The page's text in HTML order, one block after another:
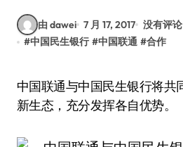
由 dawei 7 月 17, 2017 没有评论
#中国民生银行 #中国联通 #合作
中国联通与中国民生银行将共同构建“通信+金融”的
新生态，充分发挥各自优势。